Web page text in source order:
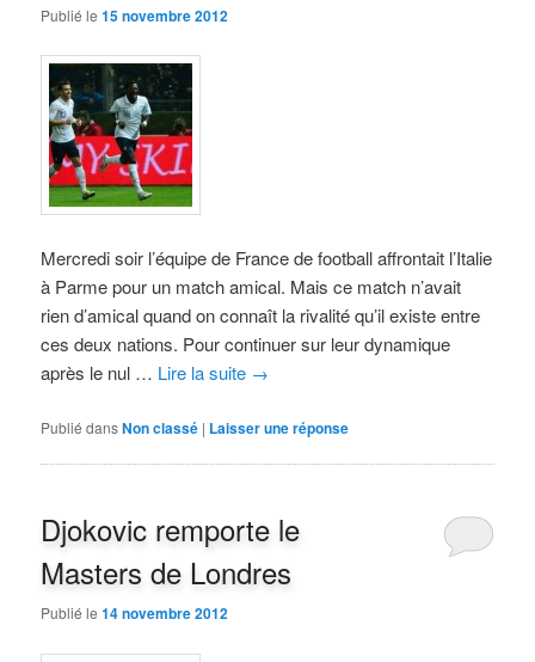
Publié le15 novembre 2012
Mercredi soir l’équipe de France de football affrontait l’Italie
à Parme pour un match amical. Mais ce match n’avait
rien d’amical quand on connaît la rivalité qu’il existe entre
ces deux nations. Pour continuer sur leur dynamique
après le nul … Lire la suite →
Publié dansNon classé | Laisser une réponse
Djokovic remporte le
Masters de Londres
Publié le14 novembre 2012